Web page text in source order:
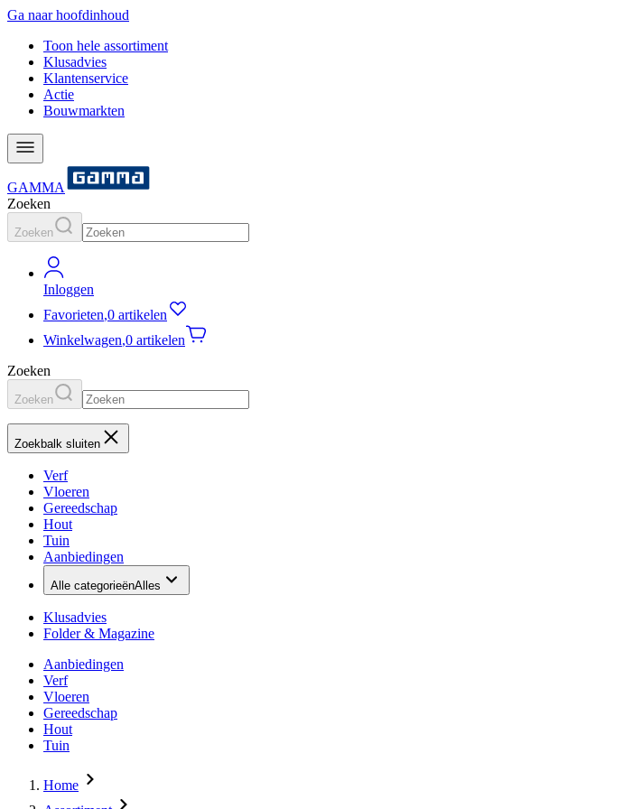
Ga naar hoofdinhoud
Toon hele assortiment
Klusadvies
Klantenservice
Actie
Bouwmarkten
GAMMA
Zoeken
Zoeken
Inloggen
Favorieten,0 artikelen
Winkelwagen,0 artikelen
Zoeken
Zoeken
Zoekbalk sluiten
Verf
Vloeren
Gereedschap
Hout
Tuin
Aanbiedingen
Alle categorieënAlles
Klusadvies
Folder & Magazine
Aanbiedingen
Verf
Vloeren
Gereedschap
Hout
Tuin
Home